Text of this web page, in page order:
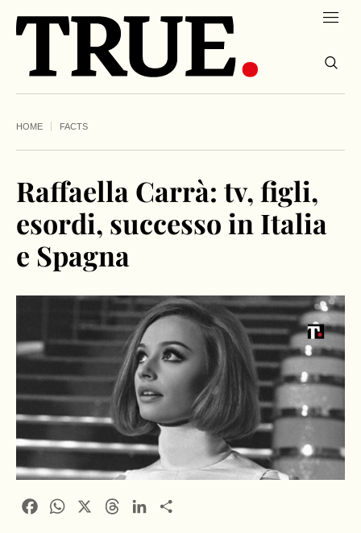
HOME FACTS
Raffaella Carrà: tv, figli,
esordi, successo in Italia
e Spagna
FacebookWhatsApp ThreadsLinkedIn